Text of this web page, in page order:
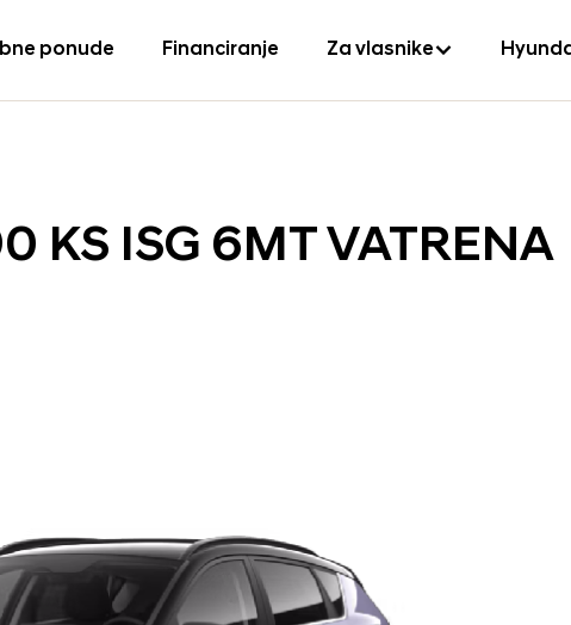
ponude Financiranje Za vlasnike
KS ISG 6MT VATRENA